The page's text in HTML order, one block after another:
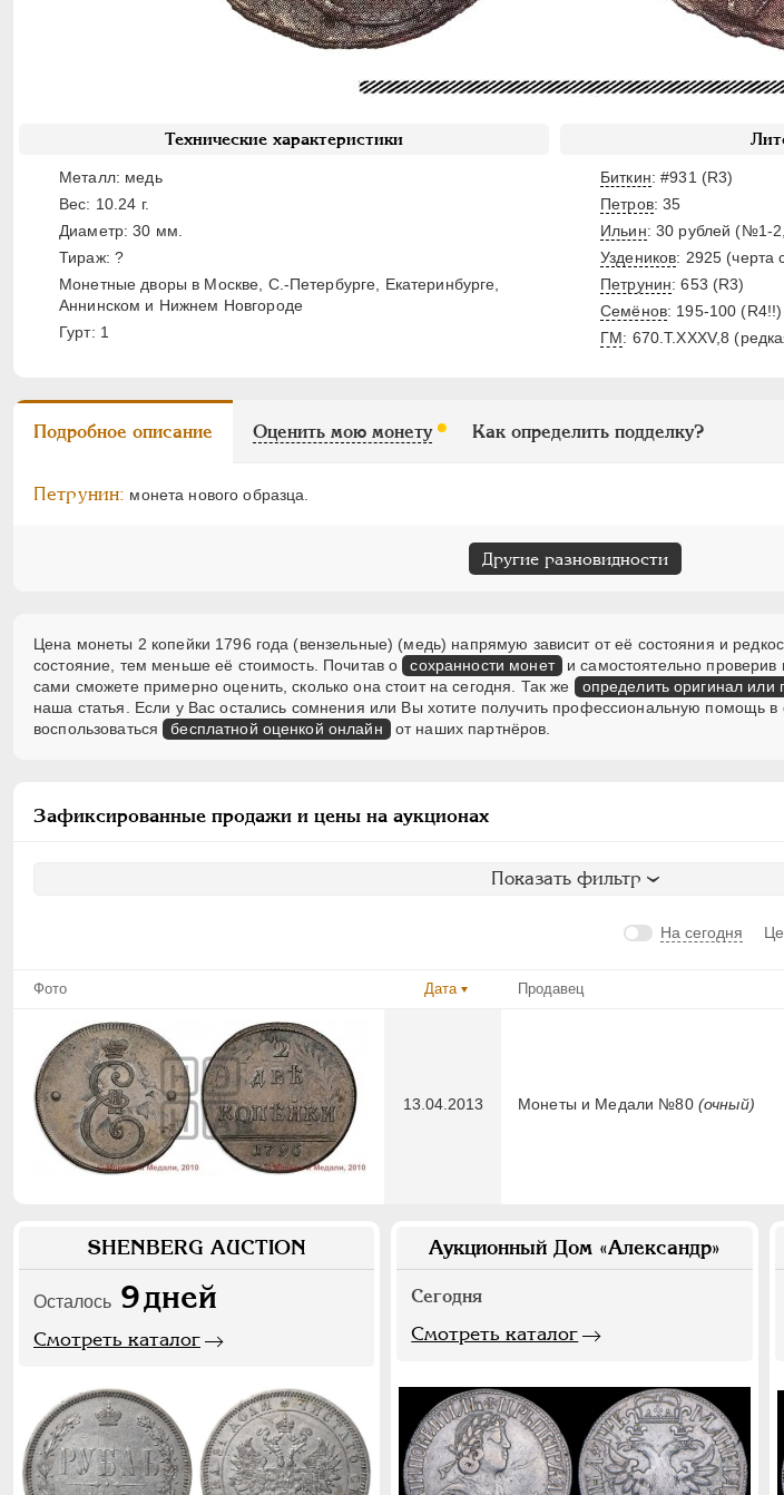
Технические характеристики
Металл: медь
Вес: 10.24 г.
Диаметр: 30 мм.
Тираж: ?
Монетные дворы в Москве, С.-Петербурге, Екатеринбурге,
Аннинском и Нижнем Новгороде
Гурт: 1
Биткин: #931 (R3)
Петров: 35
Ильин: 30 рублей (№1-
Уздеников: 2925 (черта
Петрунин: 653 (R3)
Семёнов: 195-100 (R4!!)
ГМ: 670.T.ХXХV,8
Подробное описание Оценить мою монету Как определить подделку?
Петрунин: монета нового образца.
Другие разновидности
Цена монеты 2 копейки 1796 года (вензельные) (медь) напрямую зависит от её состояния и
состояние, тем меньше её стоимость. Почитав о сохранности монет и самостоятельно
сами сможете примерно оценить, сколько она стоит на сегодня. Так же
определить оригинал или
наша статья. Если у Вас остались сомнения или Вы хотите получить профессиональную помощь
воспользоваться бесплатной оценкой онлайн от наших партнёров.
Зафиксированные продажи и цены на аукционах
Показать фильтр
На сегодня
Фото Дата Продавец
13.04.2013 Монеты и Медали №80 (очный)
SHENBERG AUCTION
Осталось 9дней
Смотреть каталог
Аукционный Дом «Александр»
Сегодня
Смотреть каталог